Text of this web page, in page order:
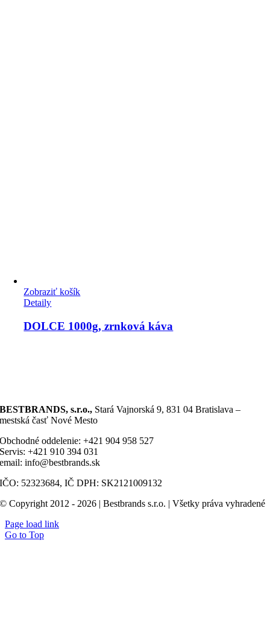
Zobraziť košík
Detaily
DOLCE 1000g, zrnková káva
BESTBRANDS, s.r.o., Stará Vajnorská 9, 831 04 Bratislava –
mestská časť Nové Mesto
Obchodné oddelenie: +421 904 958 527
Servis: +421 910 394 031
email: info@bestbrands.sk
IČO: 52323684, IČ DPH: SK2121009132
© Copyright 2012 - 2026 | Bestbrands s.r.o. | Všetky práva vyhradené
Page load link
Go to Top